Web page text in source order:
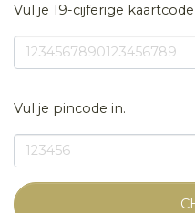
Vul je 19-cijferige kaartcode
Vul je pincode in.